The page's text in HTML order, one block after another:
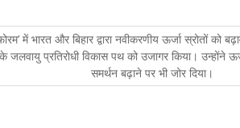
में भारत और बिहार द्वारा नवीकरणीय ऊर्जा स्रोतों को
जलवायु प्रतिरोधी विकास पथ को उजागर किया। उन्होंने
समर्थन बढ़ाने पर भी जोर दिया।